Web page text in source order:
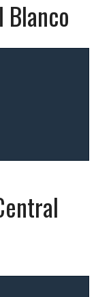
Blanco